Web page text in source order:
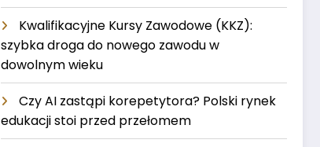
Kwalifikacyjne Kursy Zawodowe (KKZ):
szybka droga do nowego zawodu w
dowolnym wieku
Czy AI zastąpi korepetytora? Polski rynek
edukacji stoi przed przełomem